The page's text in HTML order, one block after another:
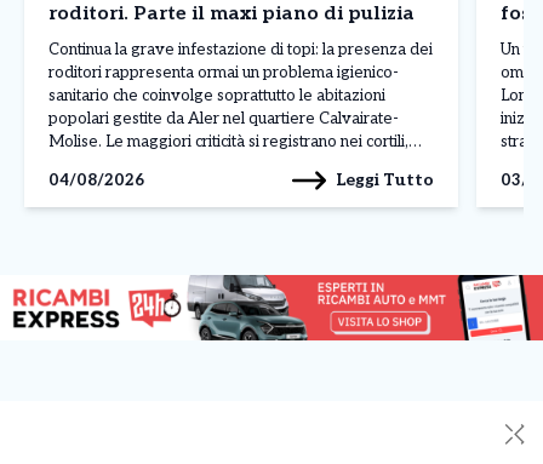
roditori. Parte il maxi piano di pulizia
Continua la grave infestazione di topi: la presenza dei
roditori rappresenta ormai un problema igienico-
sanitario che coinvolge soprattutto le abitazioni
popolari gestite da Aler nel quartiere Calvairate-
Molise. Le maggiori criticità si registrano nei cortili,
aggiungono rifiuti abbandonati, insetti infestanti e
perfino danni alle infrastrutture, come […]
04/08/2026 Leggi Tutto
Un
[…]
03/
✕